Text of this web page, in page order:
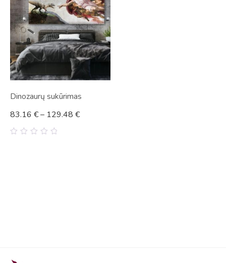
Dinozaurų sukūrimas
83.16 €– 129.48 €